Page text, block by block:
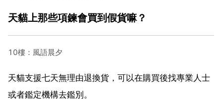
天貓上那些項鍊會買到假貨嘛？
10樓：風語晨夕
天貓支援七天無理由退換貨，可以在購買後找專業人士
或者鑑定機構去鑑別。